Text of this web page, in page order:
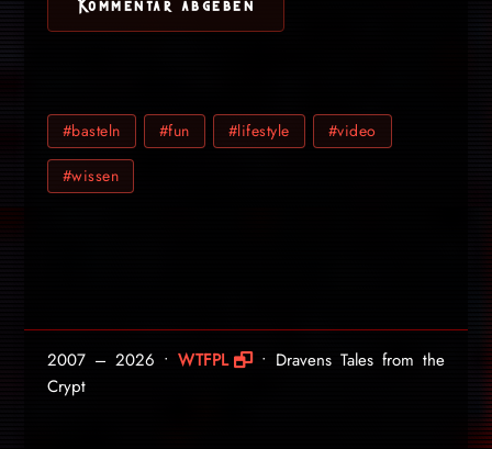
#basteln #fun #lifestyle #video
#wissen
2007 – 2026 •WTFPL
• Dravens Tales from the
Crypt